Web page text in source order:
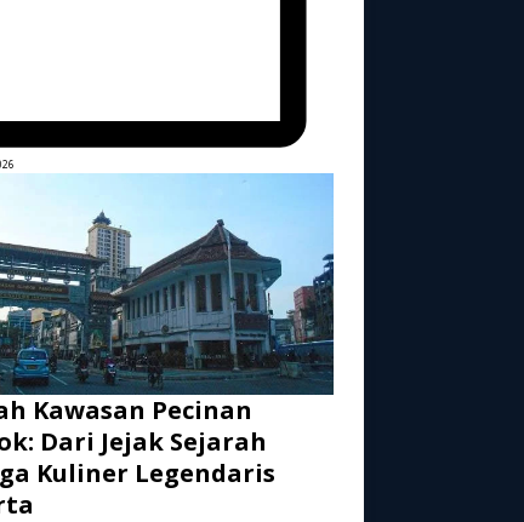
Kawasan Pecinan
Dari Jejak Sejarah
Kuliner Legendaris